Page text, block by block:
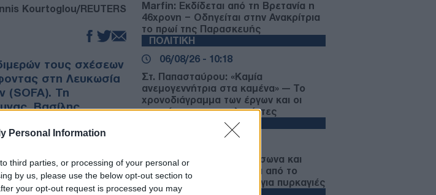
Personal Information
third parties, or processing of your personal or
by us, please use the below opt-out section to
your opt-out request is processed you may
Kourtoglou/REUTERS
τους σχέσεων
στη Λευκωσία
(SOFA). Τη
Βασίλης
Κατρίν Βοτρίν,
Εταιρική Σχέση που
εξελίξεις στην
Marfin: Εκδίδεται από τη Βρετανία η
46χρονη – Οδηγείται στην Ανακρίτρια
το πρωί της Παρασκευής
ΠΟΛΙΤΙΚΗ
06/08/26 - 10:18
Στ. Παπασταύρου: «Καμία
ανεμογεννήτρια στα καμένα» — Το
χρονοδιάγραμμα των έργων και οι
ενισχύσεις στους πληγέντες
Επικίνδυνο «κοκτέιλ» καύσωνα και
ανέμων: Έρχονται 40άρια από το
Σάββατο — Συναγερμός για πυρκαγιές